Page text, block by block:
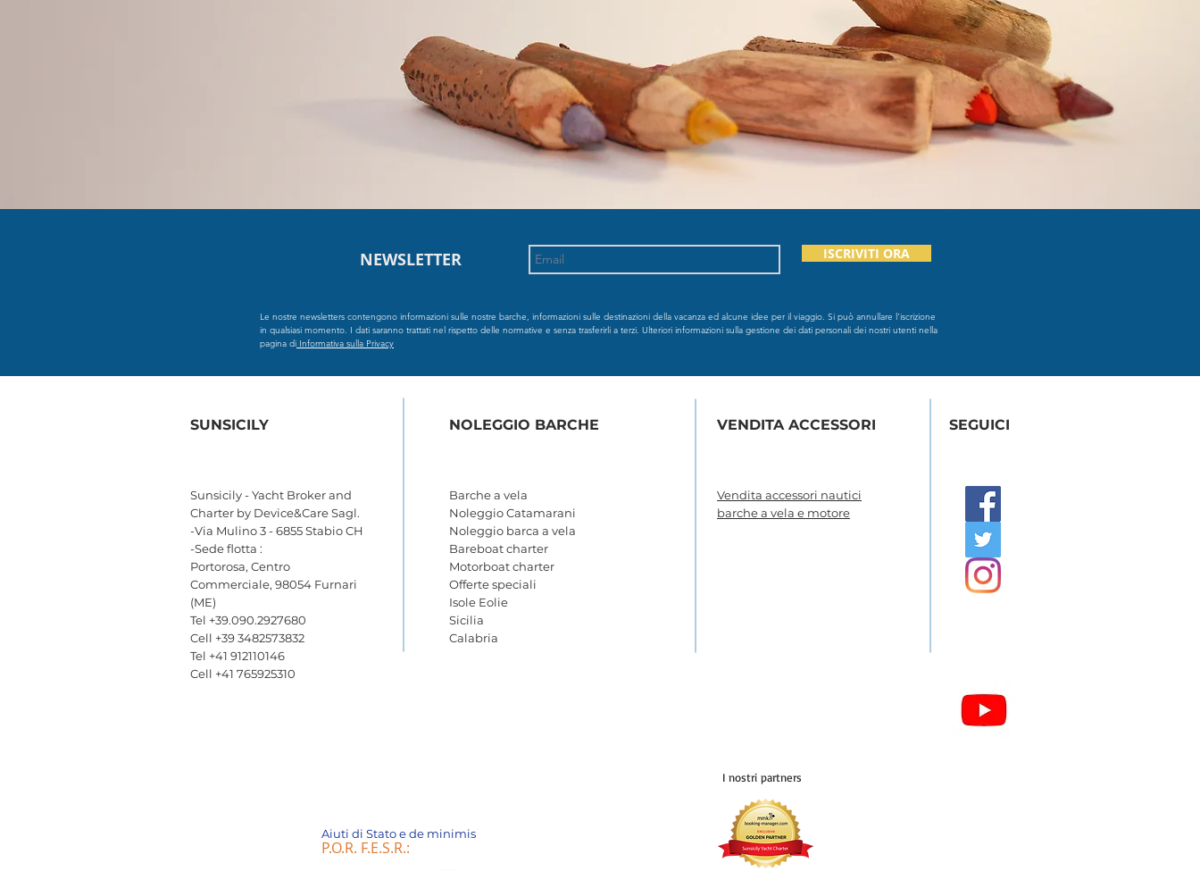
NEWSLETTER ISCRIVITI ORA
Le nostre newsletters contengono informazioni sulle nostre barche, informazioni sulle destinazioni della vacanza ed alcune idee per il viaggio. Si può annullare l'iscrizione
in qualsiasi momento. I dati saranno trattati nel rispetto delle normative e senza trasferirli a terzi. Ulteriori informazioni sulla gestione dei dati personali dei nostri utenti nella
pagina di Informativa sulla Privacy
SUNSICILY NOLEGGIO BARCHE VENDITA ACCESSORI SEGUICI
Sunsicily - Yacht Broker and
Charter by Device&Care Sagl.
-Via Mulino 3 - 6855 Stabio CH
-Sede flotta :
Portorosa, Centro
Commerciale, 98054 Furnari
(ME)
Tel +39.090.2927680
Cell +39 3482573832
Tel +41 912110146
Cell +41 765925310
Barche a vela
Noleggio Catamarani
Noleggio barca a vela
Bareboat charter
Motorboat charter
Offerte speciali
Isole Eolie
Sicilia
Calabria
Vendita accessori nautici
barche a vela e motore
I nostri partners
Aiuti di Stato e de minimis
P.O.R. F.E.S.R.: